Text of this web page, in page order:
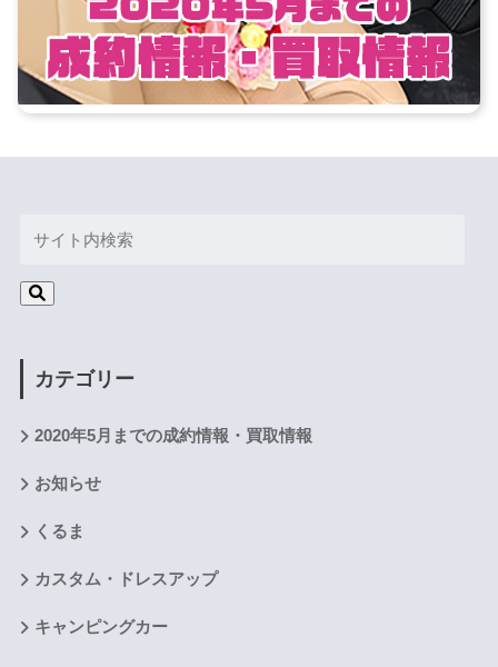
カテゴリー
2020年5月までの成約情報・買取情報
お知らせ
くるま
カスタム・ドレスアップ
キャンピングカー